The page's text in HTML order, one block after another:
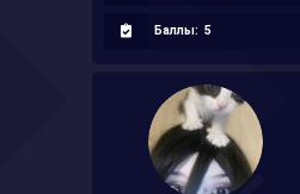
Баллы: 5